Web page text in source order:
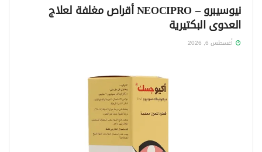
نيوسيبرو – NEOCIPRO أقراص مغلفة لعلاج
العدوى البكتيرية
أغسطس 6, 2026